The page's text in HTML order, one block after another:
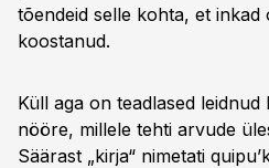
tõendeid selle kohta, et inkad
koostanud.
Küll aga on teadlased leidnud
nööre, millele tehti arvude
Säärast „kirja“ nimetati